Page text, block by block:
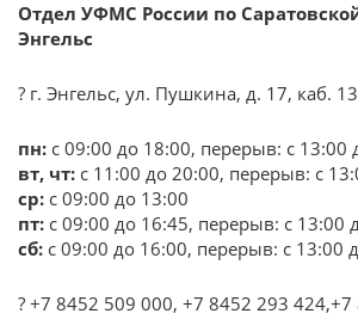
Отдел УФМС России по
Энгельс
? г. Энгельс, ул. Пушкина, д. 17, каб. 13
пн: с 09:00 до 18:00, перерыв: с 13:00
вт, чт: с 11:00 до 20:00, перерыв: с
ср: с 09:00 до 13:00
пт: с 09:00 до 16:45, перерыв: с 13:00
сб: с 09:00 до 16:00, перерыв: с 13:00
? +7 8452 509 000, +7 8452 293